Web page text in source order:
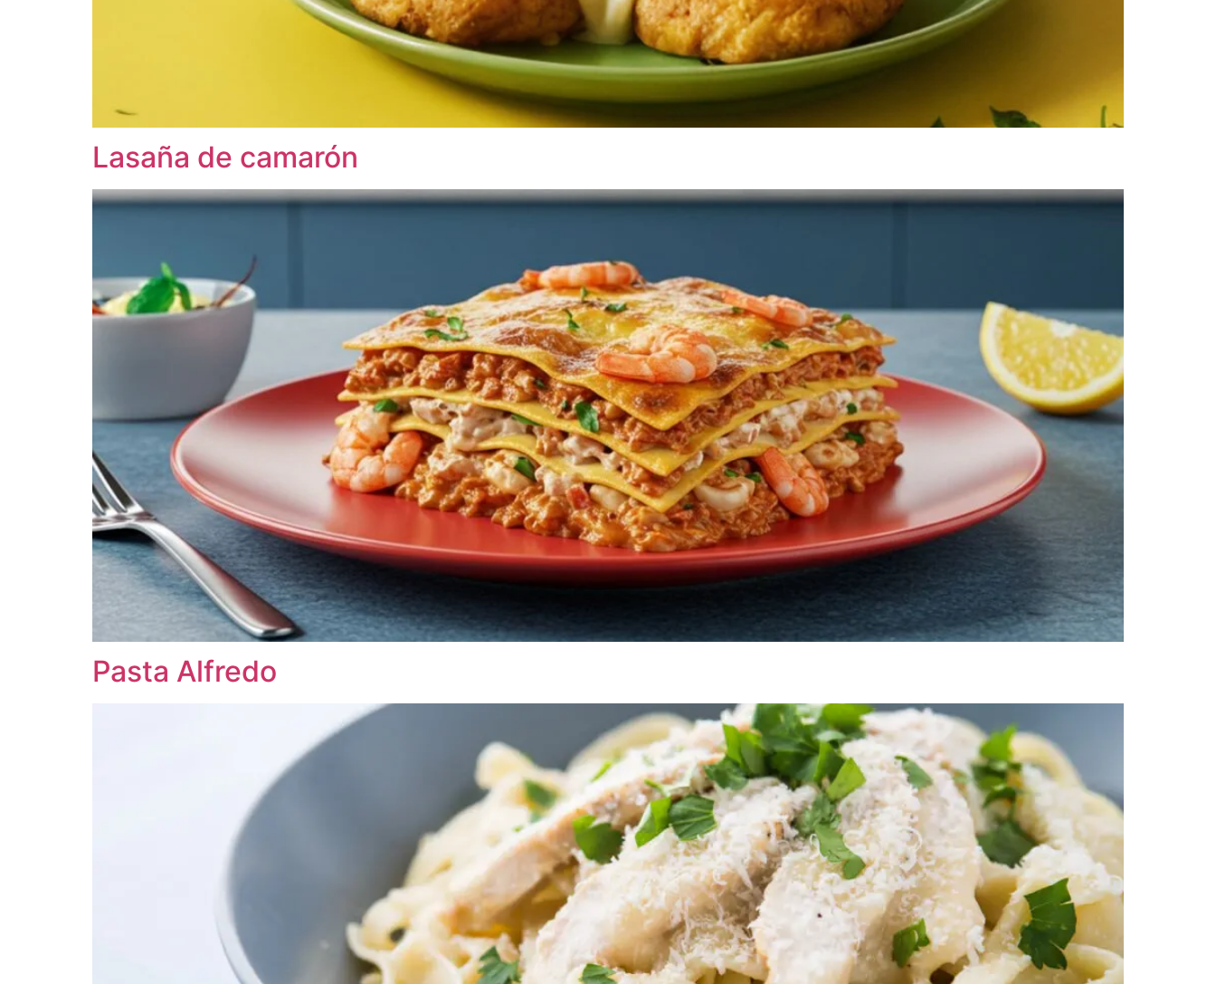
Lasaña de camarón
Pasta Alfredo